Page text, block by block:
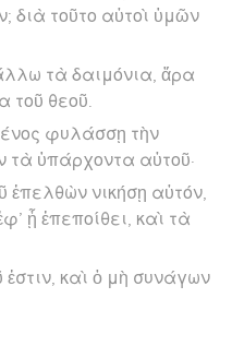
διὰ τοῦτο αὐτοὶ ὑμῶν
τὰ δαιμόνια, ἄρα
τοῦ θεοῦ.
φυλάσσῃ τὴν
τὰ ὑπάρχοντα αὐτοῦ·
ἐπελθὼν νικήσῃ αὐτόν,
ᾗ ἐπεποίθει, καὶ τὰ
ἐστιν, καὶ ὁ μὴ συνάγων